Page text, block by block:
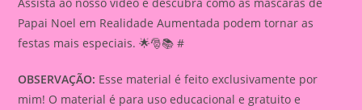
Papai Noel em Realidade Aumentada podem tornar as
festas mais especiais. 🌟🎅📚 #
OBSERVAÇÃO: Esse material é feito exclusivamente por
mim! O material é para uso educacional e gratuito e